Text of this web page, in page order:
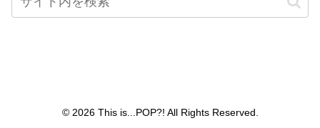
© 2026 This is...POP?! All Rights Reserved.